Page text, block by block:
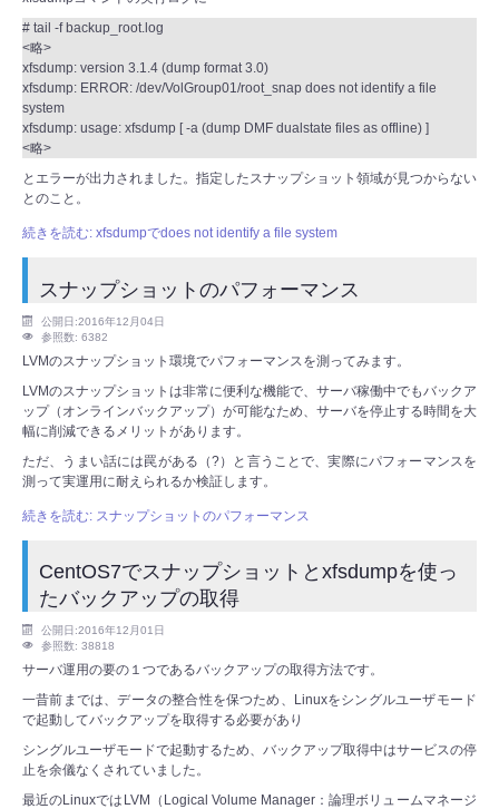
# tail -f backup_root.log
<略>
xfsdump: version 3.1.4 (dump format 3.0)
xfsdump: ERROR: /dev/VolGroup01/root_snap does not identify a file
system
xfsdump: usage: xfsdump [ -a (dump DMF dualstate files as offline) ]
<略>
とエラーが出力されました。指定したスナップショット領域が見つからない
とのこと。
続きを読む: xfsdumpでdoes not identify a file system
スナップショットのパフォーマンス
公開日:2016年12月04日
参照数: 6382
LVMのスナップショット環境でパフォーマンスを測ってみます。
LVMのスナップショットは非常に便利な機能で、サーバ稼働中でもバックア
ップ（オンラインバックアップ）が可能なため、サーバを停止する時間を大
幅に削減できるメリットがあります。
ただ、うまい話には罠がある（?）と言うことで、実際にパフォーマンスを
測って実運用に耐えられるか検証します。
続きを読む: スナップショットのパフォーマンス
CentOS7でスナップショットとxfsdumpを使っ
たバックアップの取得
公開日:2016年12月01日
参照数: 38818
サーバ運用の要の１つであるバックアップの取得方法です。
一昔前までは、データの整合性を保つため、Linuxをシングルユーザモード
で起動してバックアップを取得する必要があり
シングルユーザモードで起動するため、バックアップ取得中はサービスの停
止を余儀なくされていました。
最近のLinuxではLVM（Logical Volume Manager：論理ボリュームマネージ